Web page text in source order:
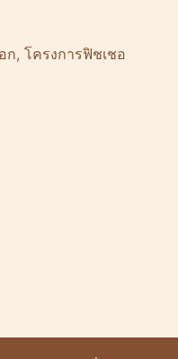
, โครงการฟิชเชอ